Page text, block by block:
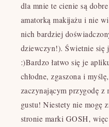
dla mnie te cienie są
amatorką makijażu i nie
nich bardziej
dziewczyn!). Świetnie się
:)Bardzo łatwo się je
chłodne, zgaszona i
zaczynającym przygodę z
gustu! Niestety nie mogę
stronie marki GOSH,